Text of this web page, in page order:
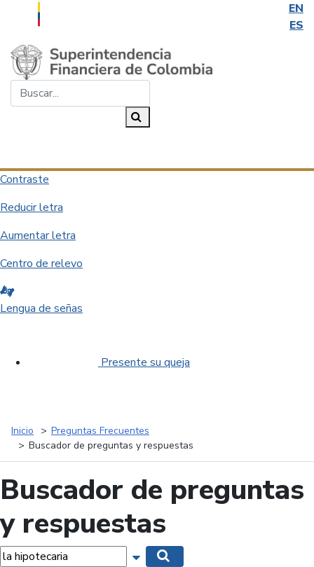
EN
ES
Saltar al contenido principal
Contraste
Reducir letra
Aumentar letra
Centro de relevo
Lengua de señas
Presente su queja
Inicio
Preguntas Frecuentes
Buscador de preguntas y respuestas
Buscador de preguntas
y respuestas
Mostrar opciones de búsqueda